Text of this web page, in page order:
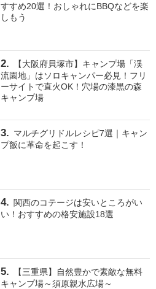
すすめ20選！おしゃれにBBQなどを楽
しもう
【大阪府貝塚市】キャンプ場「渓
流園地」はソロキャンパー必見！フリ
ーサイトで直火OK！穴場の漆黒の森
キャンプ場
マルチグリドルレシピ7選｜キャン
プ飯に革命を起こす！
関西のコテージは安いところがい
い！おすすめの格安施設18選
【三重県】自然豊かで素敵な無料
キャンプ場～須原親水広場～